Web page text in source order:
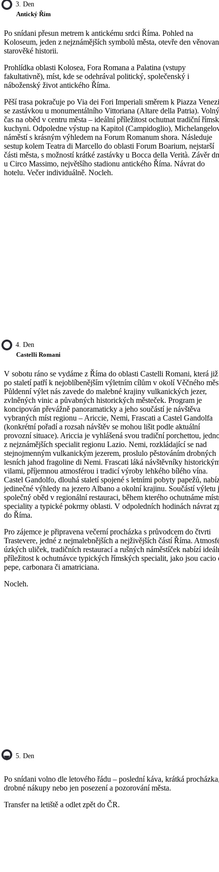
3. Den
Antický Řím
Po snídani přesun metrem k antickému srdci Říma. Pohled na
Koloseum, jeden z nejznámějších symbolů města, otevře den
starověké historii.
Prohlídka oblasti Kolosea, Fora Romana a Palatina (vstupy
fakultativně), míst, kde se odehrával politický, společenský i
náboženský život antického Říma.
Pěší trasa pokračuje po Via dei Fori Imperiali směrem k Piazza
se zastávkou u monumentálního Vittoriana (Altare della Patria). Volný
čas na oběd v centru města – ideální příležitost ochutnat tradiční
kuchyni. Odpoledne výstup na Kapitol (Campidoglio),
náměstí s krásným výhledem na Forum Romanum shora. Následuje
sestup kolem Teatra di Marcello do oblasti Forum Boarium, nejstarší
části města, s možností krátké zastávky u Bocca della Verità. Závěr
u Circo Massimo, největšího stadionu antického Říma. Návrat do
hotelu. Večer individuálně. Nocleh.
4. Den
Castelli Romani
V sobotu ráno se vydáme z Říma do oblasti Castelli Romani, která již
po staletí patří k nejoblíbenějším výletním cílům v okolí Věčného
Půldenní výlet nás zavede do malebné krajiny vulkanických jezer,
zvlněných vinic a půvabných historických městeček. Program je
koncipován převážně panoramaticky a jeho součástí je návštěva
vybraných míst regionu – Ariccie, Nemi, Frascati a Castel Gandolfa
(konkrétní pořadí a rozsah návštěv se mohou lišit podle aktuální
provozní situace). Ariccia je vyhlášená svou tradiční porchettou,
z nejznámějších specialit regionu Lazio. Nemi, rozkládající se nad
stejnojmenným vulkanickým jezerem, proslulo pěstováním drobných
lesních jahod fragoline di Nemi. Frascati láká návštěvníky
vilami, příjemnou atmosférou i tradicí výroby lehkého bílého vína.
Castel Gandolfo, dlouhá staletí spojené s letními pobyty papežů,
jedinečné výhledy na jezero Albano a okolní krajinu. Součástí výletu
společný oběd v regionální restauraci, během kterého ochutnáme
speciality a typické pokrmy oblasti. V odpoledních hodinách návrat
do Říma.
Pro zájemce je připravena večerní procházka s průvodcem do čtvrti
Trastevere, jedné z nejmalebnějších a nejživějších částí Říma.
úzkých uliček, tradičních restaurací a rušných náměstíček nabízí
příležitost k ochutnávce typických římských specialit, jako jsou cacio
pepe, carbonara či amatriciana.
Nocleh.
5. Den
Po snídani volno dle letového řádu – poslední káva, krátká
drobné nákupy nebo jen posezení a pozorování města.
Transfer na letiště a odlet zpět do ČR.